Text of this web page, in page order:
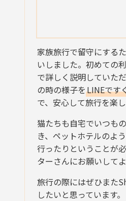
家族旅行で留守にする
いしました。初めての
で詳しく説明していた
の時の様子をLINEです
で、安心して旅行を楽
猫たちも自宅でいつも
き、ペットホテルのよ
行ったりということが
ターさんにお願いして
旅行の際にはぜひまた
したいと思っています。